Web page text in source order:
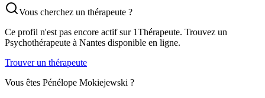
Vous cherchez un thérapeute ?
Ce profil n'est pas encore actif sur 1Thérapeute. Trouvez un
Psychothérapeute à Nantes disponible en ligne.
Trouver un thérapeute
Vous êtes Pénélope Mokiejewski ?